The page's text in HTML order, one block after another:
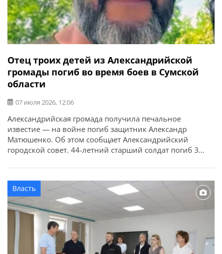
Отец троих детей из Александрийской
громады погиб во время боев в Сумской
области
07 июля 2026, 12:06
Александрийская громада получила печальное
известие — на войне погиб защитник Александр
Матюшенко. Об этом сообщает Александрийский
городской совет. 44-летний старший солдат погиб 3
в Сумском районе Сумской области. У защитника
остались жена, трое сыновей и сестра. Выражаем
искренние соболезнования родным и близким.
Власть